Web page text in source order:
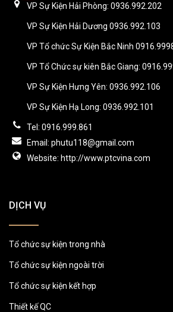
VP Sự Kiện Hải Phòng: 0936.992.202
VP Sự Kiện Hải Dương 0936.992.103
VP Tổ chức Sự Kiện Bắc Ninh
VP Tổ Chức sự kiên Bắc Giang:
VP Sự Kiện Hưng Yên: 0936.992.106
VP Sự Kiện Hạ Long: 0936.992.101
Tel: 0916.999.861
Email: phutu118@gmail.com
Website: http://www.ptcvina.com
DỊCH VỤ
Tổ chức sự kiện trong nhà
Tổ chức sự kiện ngoài trời
Tổ chức sự kiện kết hợp
Thiết kế QC